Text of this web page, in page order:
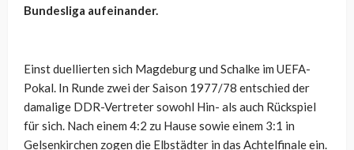
Bundesliga aufeinander.
Einst duellierten sich Magdeburg und Schalke im UEFA-
Pokal. In Runde zwei der Saison 1977/78 entschied der
damalige DDR-Vertreter sowohl Hin- als auch Rückspiel
für sich. Nach einem 4:2 zu Hause sowie einem 3:1 in
Gelsenkirchen zogen die Elbstädter in das Achtelfinale ein.